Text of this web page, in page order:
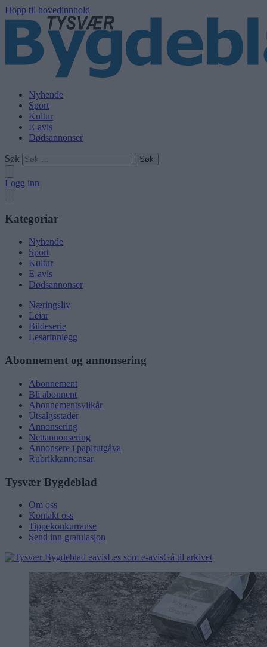
Hopp til hovedinnhold
Nyhende
Sport
Kultur
E-avis
Dødsannonser
Søk
Logg inn
Kategoriar
Nyhende
Sport
Kultur
E-avis
Dødsannonser
Næringsliv
Leiar
Bildeserie
Lesarinnlegg
Abonnement og annonsering
Abonnement
Bli abonnent
Abonnementsvilkår
Utsalgsstader
Annonsering
Nettannonsering
Annonsere i papirutgåva
Rubrikkannonsar
Tysvær Bygdeblad
Om oss
Kontakt oss
Tippekonkurranse
Send inn gratulasjon
Les som e-avisGå til arkivet